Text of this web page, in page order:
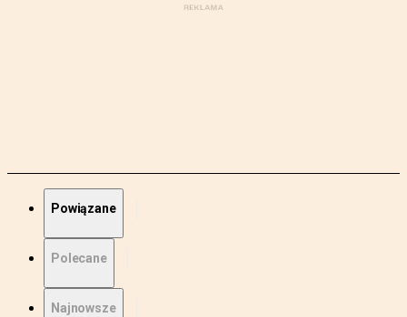
Powiązane
Polecane
Najnowsze